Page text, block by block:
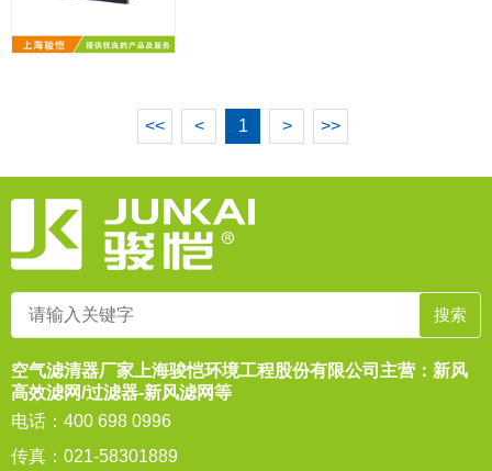
<< < 1 > >>
空气滤清器厂家上海骏恺环境工程股份有限公司主营：新风
高效滤网/过滤器-新风滤网等
电话：400 698 0996
传真：021-58301889